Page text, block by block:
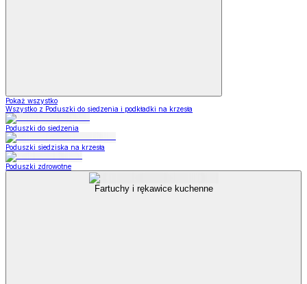
Pokaż wszystko
Wszystko z Poduszki do siedzenia i podkładki na krzesła
Poduszki do siedzenia
Poduszki siedziska na krzesła
Poduszki zdrowotne
Fartuchy i rękawice kuchenne